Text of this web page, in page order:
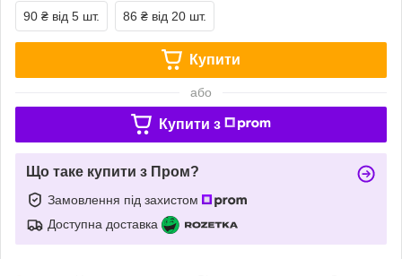
90 ₴ від 5 шт. 86 ₴ від 20 шт.
Купити
або
Купити з
Що таке купити з Пром?
Замовлення під захистом
Доступна доставка